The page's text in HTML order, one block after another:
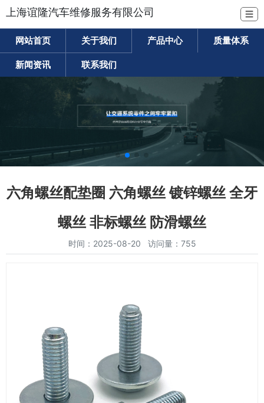
上海谊隆汽车维修服务有限公司 ☰
网站首页 关于我们 产品中心 质量体系
新闻资讯 联系我们
六角螺丝配垫圈 六角螺丝 镀锌螺丝 全牙
螺丝 非标螺丝 防滑螺丝
时间：2025-08-20 访问量：755